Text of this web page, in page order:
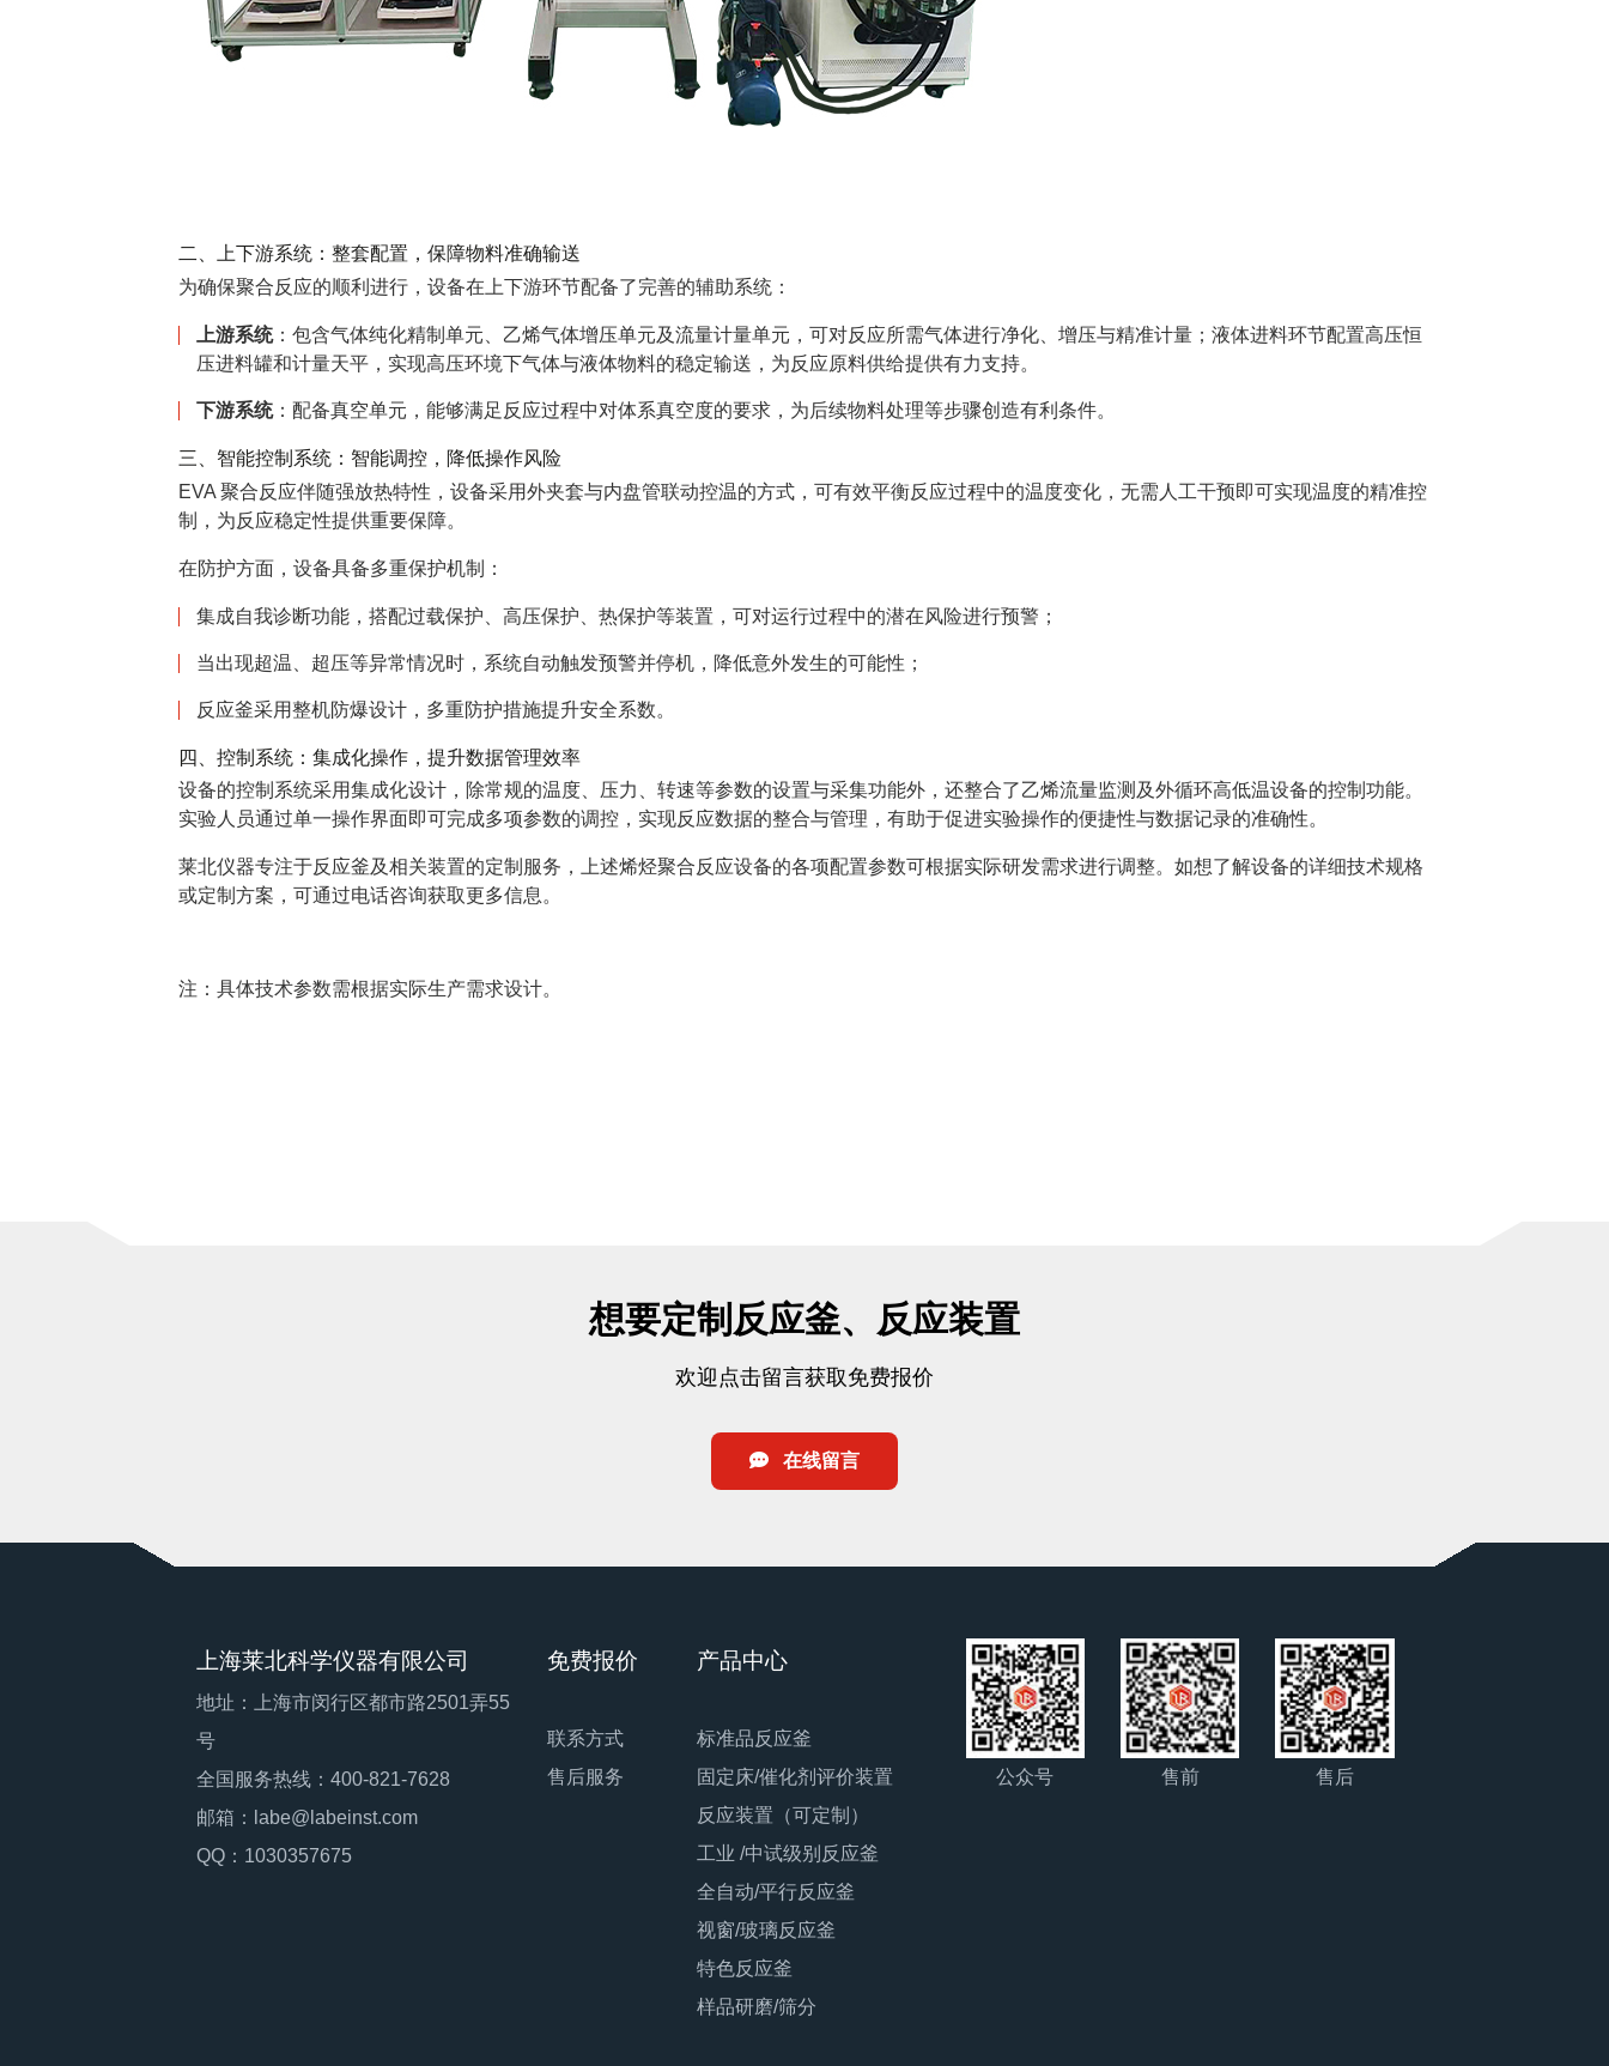
二、上下游系统：整套配置，保障物料准确输送
为确保聚合反应的顺利进行，设备在上下游环节配备了完善的辅助系统：
上游系统：包含气体纯化精制单元、乙烯气体增压单元及流量计量单元，可对反应所需气体进行净化、增压与精准计量；液体进料环节配置高压恒
压进料罐和计量天平，实现高压环境下气体与液体物料的稳定输送，为反应原料供给提供有力支持。
下游系统：配备真空单元，能够满足反应过程中对体系真空度的要求，为后续物料处理等步骤创造有利条件。
三、智能控制系统：智能调控，降低操作风险
EVA 聚合反应伴随强放热特性，设备采用外夹套与内盘管联动控温的方式，可有效平衡反应过程中的温度变化，无需人工干预即可实现温度的精准控
制，为反应稳定性提供重要保障。
在防护方面，设备具备多重保护机制：
集成自我诊断功能，搭配过载保护、高压保护、热保护等装置，可对运行过程中的潜在风险进行预警；
当出现超温、超压等异常情况时，系统自动触发预警并停机，降低意外发生的可能性；
反应釜采用整机防爆设计，多重防护措施提升安全系数。
四、控制系统：集成化操作，提升数据管理效率
设备的控制系统采用集成化设计，除常规的温度、压力、转速等参数的设置与采集功能外，还整合了乙烯流量监测及外循环高低温设备的控制功能。
实验人员通过单一操作界面即可完成多项参数的调控，实现反应数据的整合与管理，有助于促进实验操作的便捷性与数据记录的准确性。
莱北仪器专注于反应釜及相关装置的定制服务，上述烯烃聚合反应设备的各项配置参数可根据实际研发需求进行调整。如想了解设备的详细技术规格
或定制方案，可通过电话咨询获取更多信息。
注：具体技术参数需根据实际生产需求设计。
想要定制反应釜、反应装置
欢迎点击留言获取免费报价
在线留言
上海莱北科学仪器有限公司
地址：上海市闵行区都市路2501弄55
号
全国服务热线：400-821-7628
邮箱：labe@labeinst.com
QQ：1030357675
免费报价
联系方式
售后服务
产品中心
标准品反应釜
固定床/催化剂评价装置
反应装置（可定制）
工业 /中试级别反应釜
全自动/平行反应釜
视窗/玻璃反应釜
特色反应釜
样品研磨/筛分
公众号 售前 售后